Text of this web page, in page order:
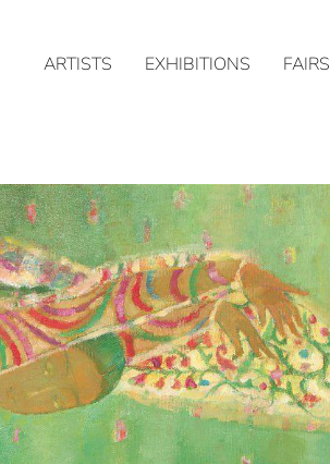
ARTISTS EXHIBITIONS FAIRS